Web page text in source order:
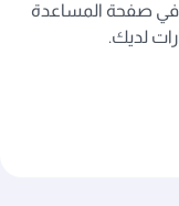
في صفحة المساعدة
لديك.